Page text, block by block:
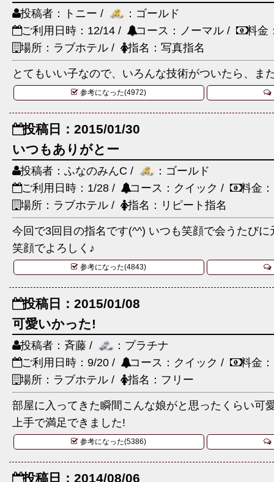
投稿者：トニー /
：ゴールド
ご利用日時：12/14 /
コース：ノーマル /
料金
場所：ラブホテル /
指名：写真指名
とてもいい子なので、いろんな技術がついたら、ま
参考になった(4972)
投稿日：2015/01/30
いつもありがとー
投稿者：ふなのみんC /
：ゴールド
ご利用日時：1/28 /
コース：クイック /
料金
場所：ラブホテル /
指名：リピート指名
今回で3回目の指名です(^^) いつも笑顔で会うたび
笑顔でよろしく♪
参考になった(4843)
投稿日：2015/01/08
可愛いかった!
投稿者：斉藤 /
：プラチナ
ご利用日時：9/20 /
コース：クイック /
料金
場所：ラブホテル /
指名：フリー
部屋に入ってきた瞬間こんな娘がと思ったくらい可
上手で満足できました!
参考になった(5386)
投稿日：2014/08/06